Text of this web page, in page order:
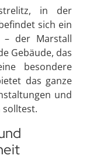
in der
sich ein
– der Marstall
Gebäude, das
besondere
das ganze
und
solltest.